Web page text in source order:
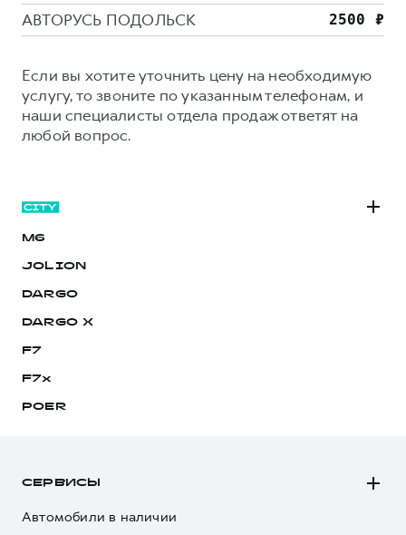
АВТОРУСЬ ПОДОЛЬСК
Если вы хотите уточнить цену на необходимую
услугу, то звоните по указанным телефонам, и
наши специалисты отдела продаж ответят на
любой вопрос.
M6
JOLION
DARGO
DARGO Х
F7
F7x
POER
СЕРВИСЫ
Автомобили в наличии